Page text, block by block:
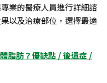
業的醫療人員進行詳細諮
以及治療部位，選擇最適
脂肪？優缺點 / 後遺症 /